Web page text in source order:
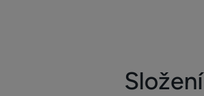
Složení